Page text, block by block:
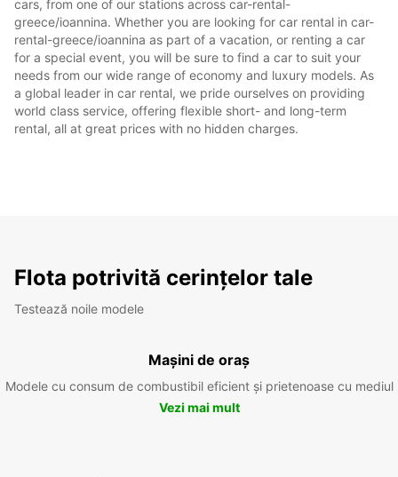
cars, from one of our stations across car-rental-
greece/ioannina. Whether you are looking for car rental in car-
rental-greece/ioannina as part of a vacation, or renting a car
for a special event, you will be sure to find a car to suit your
needs from our wide range of economy and luxury models. As
a global leader in car rental, we pride ourselves on providing
world class service, offering flexible short- and long-term
rental, all at great prices with no hidden charges.
Flota potrivită cerințelor tale
Testează noile modele
Mașini de oraș
Modele cu consum de combustibil eficient și prietenoase cu mediul
Vezi mai mult